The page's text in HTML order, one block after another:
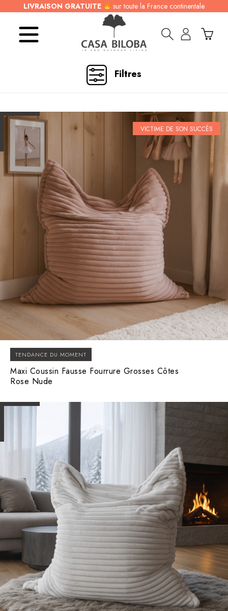
LIVRAISON GRATUITE sur toute la France continentale
Filtres
TENDANCE DU MOMENT
Maxi Coussin Fausse Fourrure Grosses Côtes
Rose Nude
VICTIME DE SON SUCCÈS